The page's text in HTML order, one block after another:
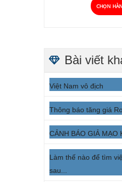
CHỌN
Bài viết
Việt Nam vô địch
Thông báo tăng giá
CẢNH BÁO GIẢ MẠO
Làm thế nào để tìm
sau...